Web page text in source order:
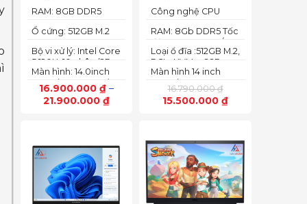
120U Ram 8GB
SSD 512GB FHD+
16.900.000 ₫–
21.900.000 ₫
Màn hình: 14.0inch
FHD+ (1920 x 1200)
60Hz,250 nits
Bộ vi xử lý: Intel Core
5 120U, 10 nhân (2P +
8E) / 12 luồng
Ổ cứng: 512GB M.2
RAM: 8GB DDR5
8640HS, Ram
8GB,SSD 512GB,
AMD Radeon,14
FHD+ Touch)
16.790.000₫
15.500.000₫
Màn hình 14 inch
FHD+ (1920 x 1200
pixels)
Loại ổ đĩa :512GB M.2,
PCIe NVMe, SSD
RAM: 8Gb DDR5 Tốc
độ BUS :5200MT/s
Công nghệ CPU